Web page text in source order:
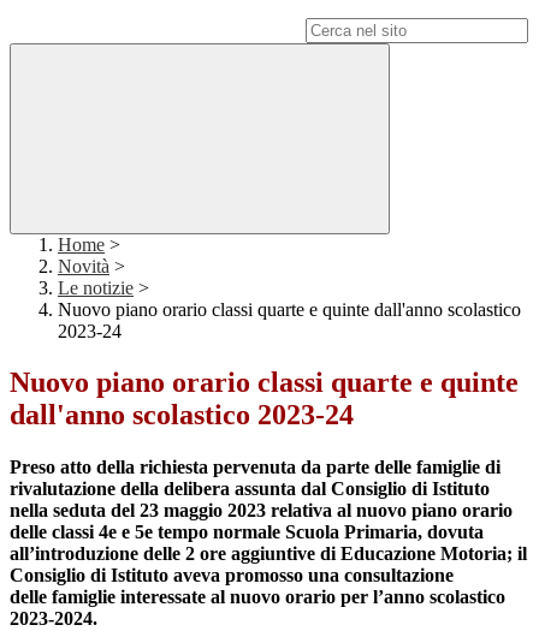
Home >
Novità >
Le notizie >
Nuovo piano orario classi quarte e quinte dall'anno scolastico
2023-24
Nuovo piano orario classi quarte e quinte
dall'anno scolastico 2023-24
Preso atto della richiesta pervenuta da parte delle famiglie di
rivalutazione della delibera assunta dal Consiglio di Istituto
nella seduta del 23 maggio 2023 relativa al nuovo piano orario
delle classi 4e e 5e tempo normale Scuola Primaria, dovuta
all’introduzione delle 2 ore aggiuntive di Educazione Motoria; il
Consiglio di Istituto aveva promosso una consultazione
delle famiglie interessate al nuovo orario per l’anno scolastico
2023-2024.